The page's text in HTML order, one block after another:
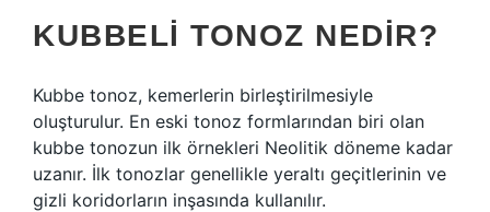
KUBBELI TONOZ NEDIR?
Kubbe tonoz, kemerlerin birleştirilmesiyle
oluşturulur. En eski tonoz formlarından biri olan
kubbe tonozun ilk örnekleri Neolitik döneme kadar
uzanır. İlk tonozlar genellikle yeraltı geçitlerinin ve
gizli koridorların inşasında kullanılır.